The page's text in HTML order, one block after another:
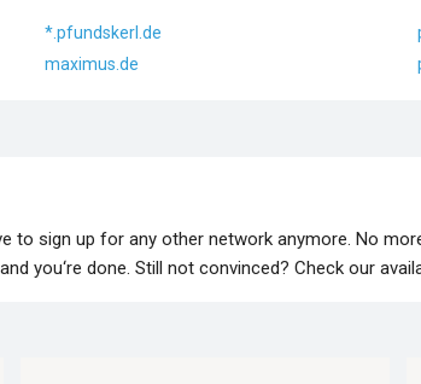
*.pfundskerl.de
maximus.de
to sign up for any other network anymore. No
you‘re done. Still not convinced? Check our